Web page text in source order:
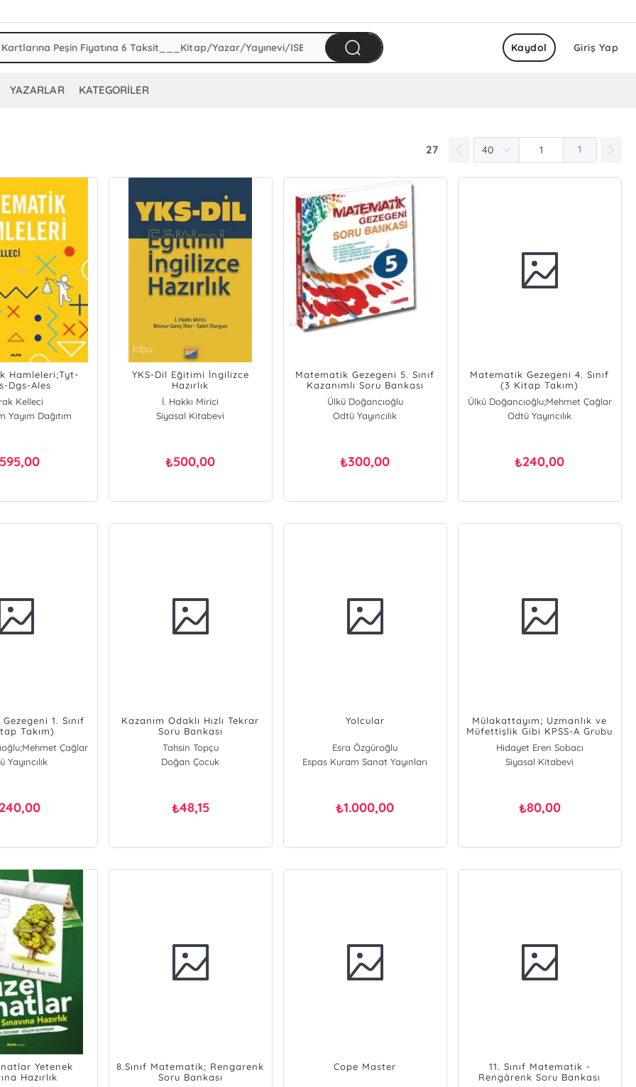
Giriş Yap
Kaydol
YAZARLAR KATEGORİLER
27 1
Hamleleri;Tyt-
Dgs-Ales
Kelleci
Yayım Dağıtım
595,00
YKS-Dil Eğitimi İngilizce
Hazırlık
İ. Hakkı Mirici
Siyasal Kitabevi
₺500,00
Matematik Gezegeni 5. Sınıf
Kazanımlı Soru Bankası
Ülkü Doğancıoğlu
Odtü Yayıncılık
₺300,00
Matematik Gezegeni 4. Sınıf
(3 Kitap Takım)
Ülkü Doğancıoğlu;Mehmet Çağlar
Odtü Yayıncılık
₺240,00
1. Sınıf
Takım)
Çağlar
Yayıncılık
240,00
Kazanım Odaklı Hızlı Tekrar
Soru Bankası
Tahsin Topçu
Doğan Çocuk
₺48,15
Yolcular
Esra Özgüroğlu
Espas Kuram Sanat Yayınları
₺1.000,00
Mülakattayım; Uzmanlık ve
Müfettişlik Gibi KPSS-A Grubu
Mesleklerinin Mülakatlarına
Yönelik
Hidayet Eren Sobacı
Siyasal Kitabevi
₺80,00
Yetenek
Hazırlık
8.Sınıf Matematik; Rengarenk
Soru Bankası
Cope Master
11. Sınıf Matematik -
Rengârenk Soru Bankası